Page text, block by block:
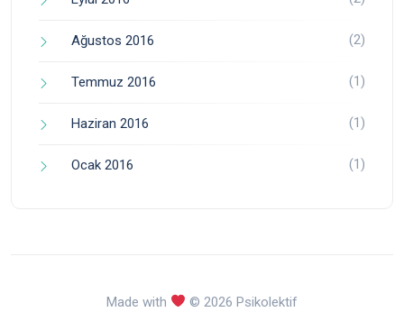
Ağustos 2016 (2)
Temmuz 2016 (1)
Haziran 2016 (1)
Ocak 2016 (1)
Made with © 2026 Psikolektif